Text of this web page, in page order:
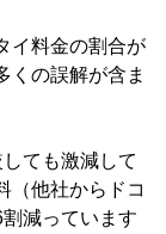
イ料金の割合が
くの誤解が含ま
ても激減して
（他社からドコ
減っています